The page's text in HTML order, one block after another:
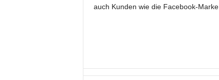
auch Kunden wie die Facebook-Marke